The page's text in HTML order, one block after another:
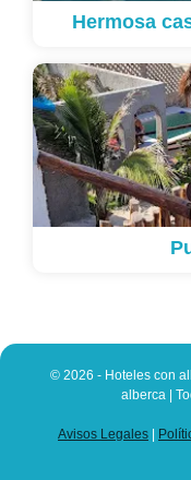
Hermosa
© 2026 - Hoteles con
alberca |
Avisos Legales